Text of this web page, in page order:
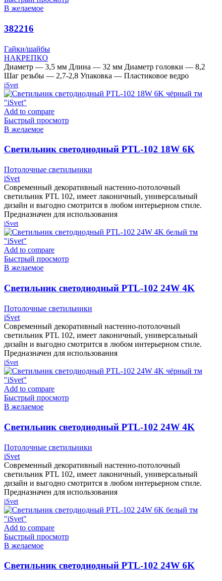
В желаемое
382216
Гайки/шайбы
НАКРЕПКО
Диаметр — 3,5 мм Длина — 32 мм Диаметр головки — 8,2
Шаг резьбы — 2,7-2,8 Упаковка — Пластиковое ведро
iSvet
Add to compare
Быстрый просмотр
В желаемое
Cветильник светодиодный PTL-102 18W 6K
Потолочные светильники
iSvet
Современный декоративный настенно-потолочный
светильник PTL 102, имеет лаконичный, универсальный
дизайн и выгодно смотрится в любом интерьерном стиле.
Предназначен для использования
iSvet
Add to compare
Быстрый просмотр
В желаемое
Cветильник светодиодный PTL-102 24W 4K
Потолочные светильники
iSvet
Современный декоративный настенно-потолочный
светильник PTL 102, имеет лаконичный, универсальный
дизайн и выгодно смотрится в любом интерьерном стиле.
Предназначен для использования
iSvet
Add to compare
Быстрый просмотр
В желаемое
Cветильник светодиодный PTL-102 24W 4K
Потолочные светильники
iSvet
Современный декоративный настенно-потолочный
светильник PTL 102, имеет лаконичный, универсальный
дизайн и выгодно смотрится в любом интерьерном стиле.
Предназначен для использования
iSvet
Add to compare
Быстрый просмотр
В желаемое
Cветильник светодиодный PTL-102 24W 6K